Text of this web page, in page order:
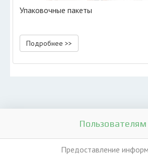
Упаковочные пакеты
Подробнее >>
Пользователям
Предоставление